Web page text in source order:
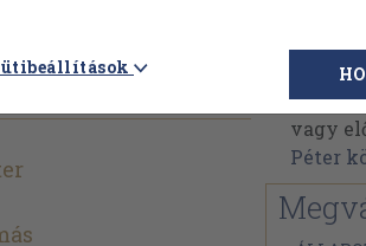
tüköre
vagy
Péter